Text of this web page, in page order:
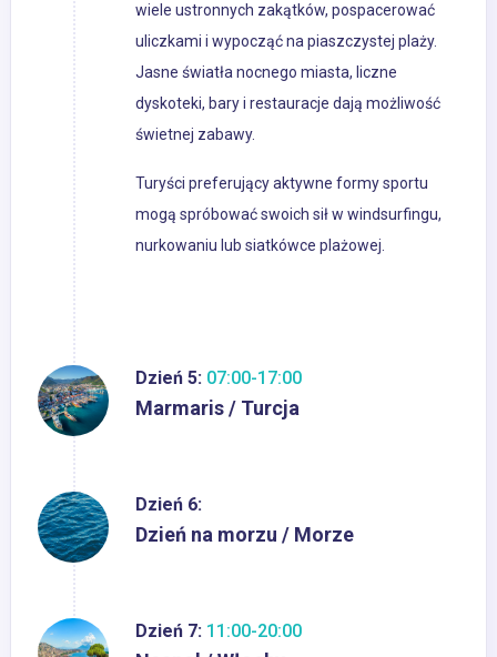
wiele ustronnych zakątków, pospacerować
uliczkami i wypocząć na piaszczystej plaży.
Jasne światła nocnego miasta, liczne
dyskoteki, bary i restauracje dają możliwość
świetnej zabawy.
Turyści preferujący aktywne formy sportu
mogą spróbować swoich sił w windsurfingu,
nurkowaniu lub siatkówce plażowej.
Dzień 5: 07:00-17:00
Marmaris / Turcja
Dzień 6:
Dzień na morzu / Morze
Dzień 7: 11:00-20:00